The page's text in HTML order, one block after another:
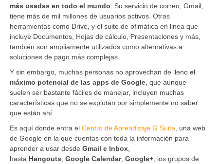
más usadas en todo el mundo . Su servicio de correo, Gmail,
tiene más de mil millones de usuarios activos. Otras
herramientas como Drive, y el suite de ofimática en linea que
incluye Documentos, Hojas de cálculo, Presentaciones y más,
también son ampliamente utilizados como alternativas a
soluciones de pago más complejas.
Y sin embargo, muchas personas no aprovechan de lleno el
máximo potencial de las apps de Google , que aunque
suelen ser bastante fáciles de manejar, incluyen muchas
características que no se explotan por simplemente no saber
que están ahí.
Es aquí donde entra el Centro de Aprendizaje G Suite , una web
de Google en la que cuentas con toda la información para
aprender a usar desde Gmail e Inbox
hasta Hangouts Google Calendar, Google+ , los grupos de